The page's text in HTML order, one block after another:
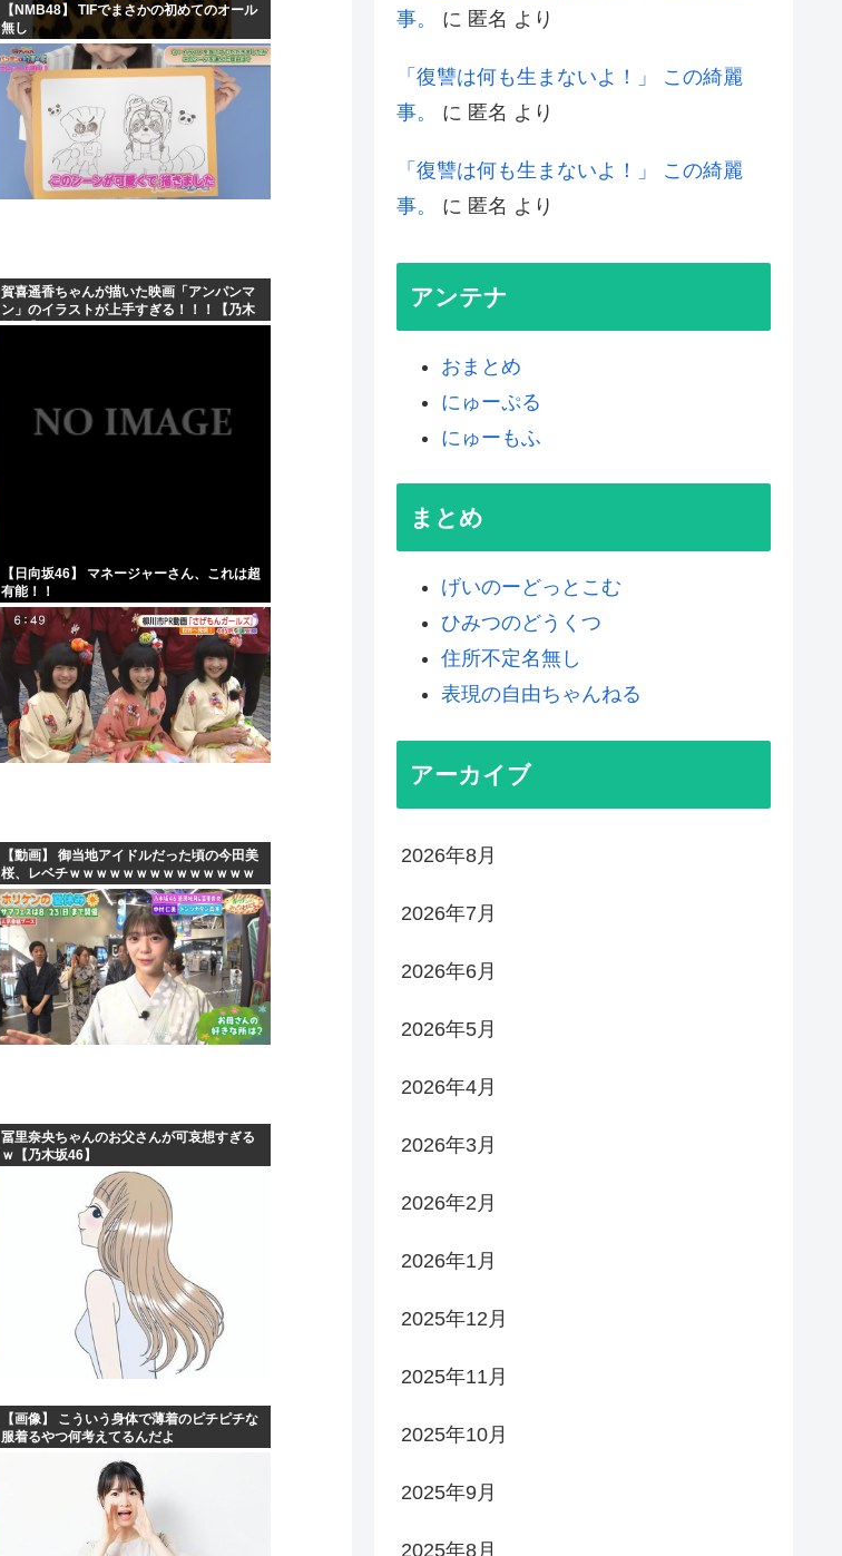
【NMB48】 TIFでまさかの初めてのオール
無し
賀喜遥香ちゃんが描いた映画「アンパンマ
ン」のイラストが上手すぎる！！！【乃木
坂46】
【日向坂46】 マネージャーさん、これは超
有能！！
【動画】 御当地アイドルだった頃の今田美
桜、レベチｗｗｗｗｗｗｗｗｗｗｗｗｗｗ
ｗｗｗｗ
冨里奈央ちゃんのお父さんが可哀想すぎる
ｗ【乃木坂46】
【画像】 こういう身体で薄着のピチピチな
服着るやつ何考えてるんだよ
事。
に 匿名 より
「復讐は何も生まないよ！」 この綺麗
事。
に 匿名 より
「復讐は何も生まないよ！」 この綺麗
事。
に 匿名 より
アンテナ
おまとめ
にゅーぷる
にゅーもふ
まとめ
げいのーどっとこむ
ひみつのどうくつ
住所不定名無し
表現の自由ちゃんねる
アーカイブ
2026年8月
2026年7月
2026年6月
2026年5月
2026年4月
2026年3月
2026年2月
2026年1月
2025年12月
2025年11月
2025年10月
2025年9月
2025年8月